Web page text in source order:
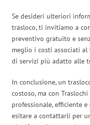
Se desideri ulteriori
trasloco, ti invitiamo a
preventivo gratuito e
meglio i costi associati
di servizi più adatto alle
In conclusione, un
costoso, ma con
professionale, efficiente
esitare a contattarli per